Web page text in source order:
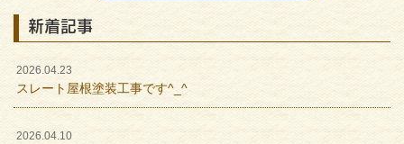
新着記事
2026.04.23
スレート屋根塗装工事です^_^
2026.04.10